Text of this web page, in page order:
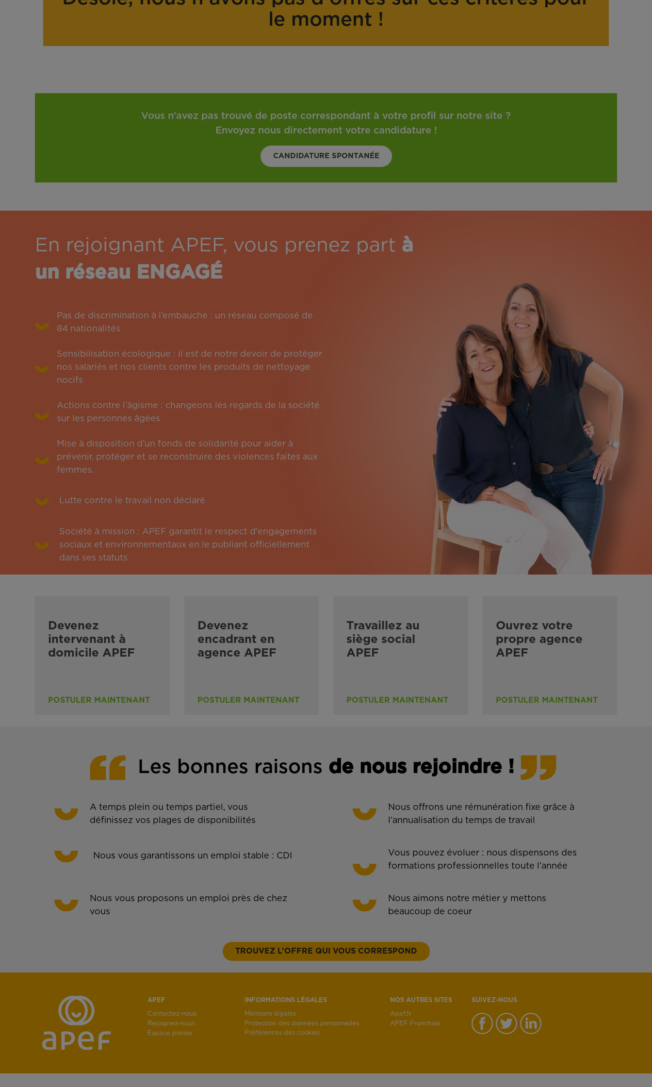
r
le moment !
Vous n'avez pas trouvé de poste correspondant à votre profil sur notre site ?
Envoyez nous directement votre candidature !
CANDIDATURE SPONTANÉE
En rejoignant APEF, vous prenez part à
un réseau ENGAGÉ
Pas de discrimination à l’embauche : un réseau composé de
84 nationalités
Sensibilisation écologique : il est de notre devoir de protéger
nos salariés et nos clients contre les produits de nettoyage
nocifs
Actions contre l’âgisme : changeons les regards de la société
sur les personnes âgées
Mise à disposition d’un fonds de solidarité pour aider à
prévenir, protéger et se reconstruire des violences faites aux
femmes.
Lutte contre le travail non déclaré
Société à mission : APEF garantit le respect d'engagements
sociaux et environnementaux en le publiant officiellement
dans ses statuts
Devenez
intervenant à
domicile APEF
POSTULER MAINTENANT
Devenez
encadrant en
agence APEF
POSTULER MAINTENANT
Travaillez au
siège social
APEF
POSTULER MAINTENANT
Ouvrez votre
propre agence
APEF
POSTULER MAINTENANT
Les bonnes raisons de nous rejoindre !
A temps plein ou temps partiel, vous
définissez vos plages de disponibilités
Nous offrons une rémunération fixe grâce à
l’annualisation du temps de travail
Nous vous garantissons un emploi stable : CDI
Vous pouvez évoluer : nous dispensons des
formations professionnelles toute l’année
Nous vous proposons un emploi près de chez
vous
Nous aimons notre métier y mettons
beaucoup de coeur
TROUVEZ L’OFFRE QUI VOUS CORRESPOND
APEF
Contactez-nous
Rejoignez-nous
Espace presse
INFORMATIONS LÉGALES
Mentions légales
Protection des données personnelles
Préférences des cookies
NOS AUTRES SITES
Apef.fr
APEF Franchise
SUIVEZ-NOUS